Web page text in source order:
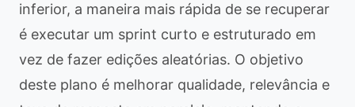
inferior, a maneira mais rápida de se recuperar
é executar um sprint curto e estruturado em
vez de fazer edições aleatórias. O objetivo
deste plano é melhorar qualidade, relevância e